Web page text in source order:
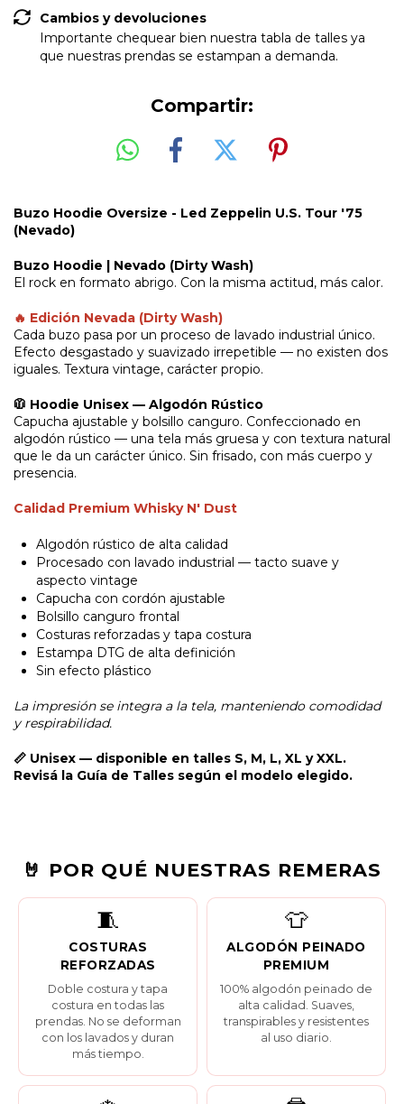
Cambios y devoluciones
Importante chequear bien nuestra tabla de talles ya
que nuestras prendas se estampan a demanda.
Compartir:
Buzo Hoodie Oversize - Led Zeppelin U.S. Tour '75
(Nevado)
Buzo Hoodie | Nevado (Dirty Wash)
El rock en formato abrigo. Con la misma actitud, más calor.
🔥 Edición Nevada (Dirty Wash)
Cada buzo pasa por un proceso de lavado industrial único.
Efecto desgastado y suavizado irrepetible — no existen dos
iguales. Textura vintage, carácter propio.
🧥 Hoodie Unisex — Algodón Rústico
Capucha ajustable y bolsillo canguro. Confeccionado en
algodón rústico — una tela más gruesa y con textura natural
que le da un carácter único. Sin frisado, con más cuerpo y
presencia.
Calidad Premium Whisky N' Dust
Algodón rústico de alta calidad
Procesado con lavado industrial — tacto suave y
aspecto vintage
Capucha con cordón ajustable
Bolsillo canguro frontal
Costuras reforzadas y tapa costura
Estampa DTG de alta definición
Sin efecto plástico
La impresión se integra a la tela, manteniendo comodidad
y respirabilidad.
📏 Unisex — disponible en talles S, M, L, XL y XXL.
Revisá la Guía de Talles según el modelo elegido.
🤘 POR QUÉ NUESTRAS REMERAS
🧵
COSTURAS
REFORZADAS
Doble costura y tapa
costura en todas las
prendas. No se deforman
con los lavados y duran
más tiempo.
👕
ALGODÓN PEINADO
PREMIUM
100% algodón peinado de
alta calidad. Suaves,
transpirables y resistentes
al uso diario.